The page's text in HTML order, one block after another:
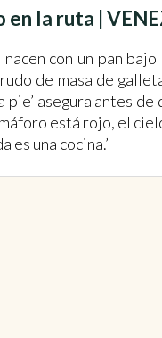
en la ruta |
nacen con un pan
de masa de
pie’ asegura antes
está rojo, el
es una cocina.’